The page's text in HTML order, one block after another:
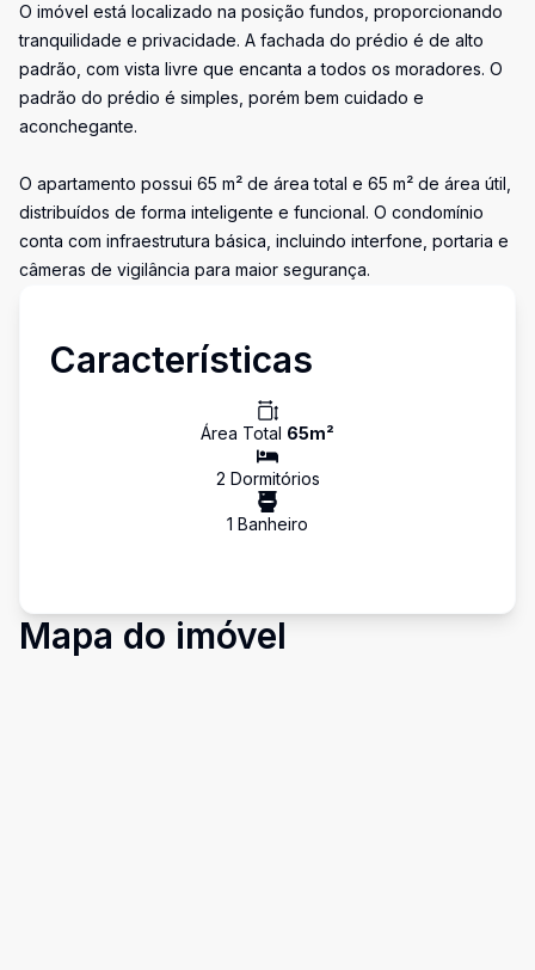
O imóvel está localizado na posição fundos, proporcionando
tranquilidade e privacidade. A fachada do prédio é de alto
padrão, com vista livre que encanta a todos os moradores. O
padrão do prédio é simples, porém bem cuidado e
aconchegante.
O apartamento possui 65 m² de área total e 65 m² de área útil,
distribuídos de forma inteligente e funcional. O condomínio
conta com infraestrutura básica, incluindo interfone, portaria e
câmeras de vigilância para maior segurança.
Características
Área Total 65m²
2 Dormitórios
1 Banheiro
Mapa do imóvel